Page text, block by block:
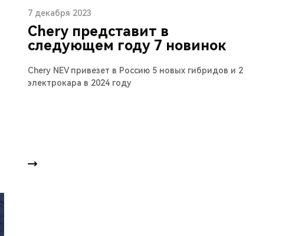
7 декабря 2023
Chery представит в
следующем году 7 новинок
Chery NEV привезет в Россию 5 новых гибридов и 2
электрокара в 2024 году